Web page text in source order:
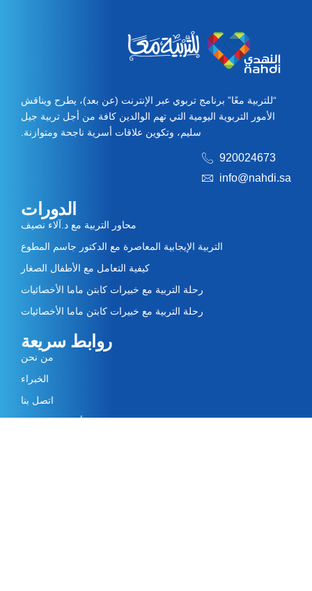
روابط سريعة
من نحن
الخبراء
اتصل بنا
الدورات
محاور التربية مع د.آلاء نصيف
التربية الإيجابية المعاصرة مع الدكتور جاسم المطوع
كيفية التعامل مع الأطفال الصغار
رحلة التربية مع خبيرات كابتن ماما الأخصائيات
رحلة التربية مع خبيرات كابتن ماما الأخصائيات
“للتربية معًا” برنامج تربوي عبر الإنترنت (عن بعد)، يطرح ويناقش
الأمور التربوية اليومية التي تهم الوالدين كافة من أجل تربية جيل
سليم، وتكوين علاقات أسرية ناجحة ومتوازنة.
920024673
info@nahdi.sa